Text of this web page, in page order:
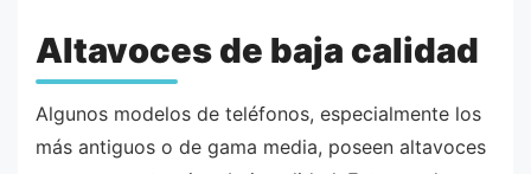
Altavoces de baja calidad
Algunos modelos de teléfonos, especialmente los
más antiguos o de gama media, poseen altavoces